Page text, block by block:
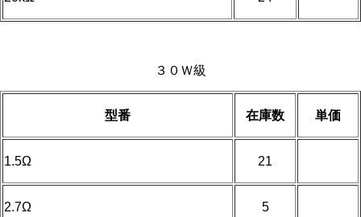
３０Ｗ級
型番 在庫数 単価
1.5Ω 21
2.7Ω 5